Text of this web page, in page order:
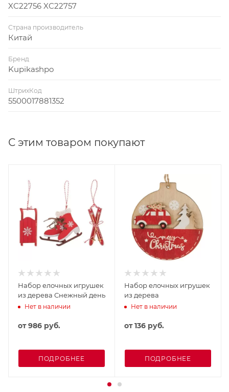
XC22756 XC22757
Страна производитель
Китай
Бренд
Kupikashpo
ШтрихКод
5500017881352
С этим товаром покупают
Набор елочных игрушек
из дерева Снежный день
Нет в наличии
от986 руб.
ПОДРОБНЕЕ
Набор елочных игрушек
из дерева
Нет в наличии
от136 руб.
ПОДРОБНЕЕ